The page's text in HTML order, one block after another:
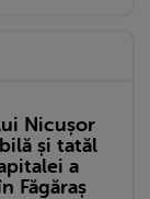
Nicușor
și tatăl
a
Făgăraș